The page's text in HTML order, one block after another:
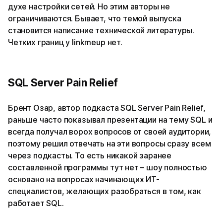
духе настройки сетей. Но этим авторы не
ограничиваются. Бывает, что темой выпуска
становится написание технической литературы.
Четких границ у linkmeup нет.
SQL Server Pain Relief
Брент Озар, автор подкаста SQL Server Pain Relief,
раньше часто показывал презентации на тему SQL и
всегда получал ворох вопросов от своей аудитории,
поэтому решил отвечать на эти вопросы сразу всем
через подкасты. То есть никакой заранее
составленной программы тут нет – шоу полностью
основано на вопросах начинающих ИТ-
специалистов, желающих разобраться в том, как
работает SQL.